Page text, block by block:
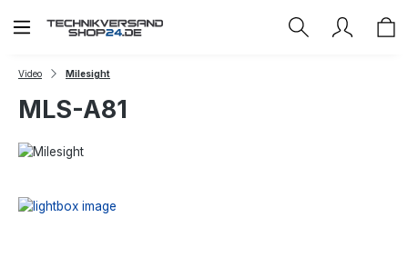
Zum Hauptinhalt springen
Video Milesight
MLS-A81